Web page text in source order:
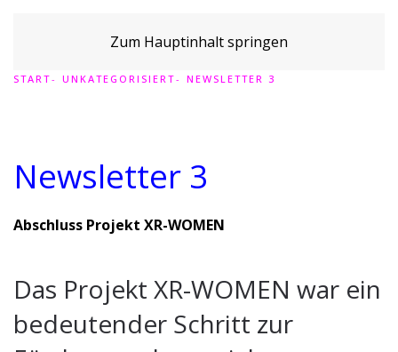
Zum Hauptinhalt springen
START UNKATEGORISIERT NEWSLETTER 3
Newsletter 3
Abschluss Projekt XR-WOMEN
Das Projekt XR-WOMEN war ein
bedeutender Schritt zur